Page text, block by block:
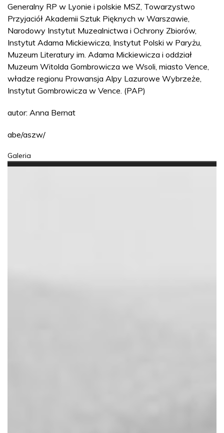
Generalny RP w Lyonie i polskie MSZ, Towarzystwo
Przyjaciół Akademii Sztuk Pięknych w Warszawie,
Narodowy Instytut Muzealnictwa i Ochrony Zbiorów,
Instytut Adama Mickiewicza, Instytut Polski w Paryżu,
Muzeum Literatury im. Adama Mickiewicza i oddział
Muzeum Witolda Gombrowicza we Wsoli, miasto Vence,
władze regionu Prowansja Alpy Lazurowe Wybrzeże,
Instytut Gombrowicza w Vence. (PAP)
autor: Anna Bernat
abe/aszw/
Galeria